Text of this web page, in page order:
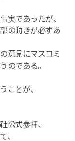
実であったが、
の動きが必ずあ
意見にマスコミ
のである。
ことが、
公式参拝、
、